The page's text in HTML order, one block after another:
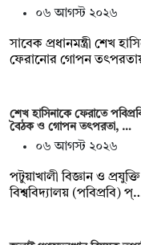
০৬ আগস্ট ২০২৬
সাবেক প্রধানমন্ত্রী শেখ
ফেরানোর গোপন
শেখ হাসিনাকে ফেরাতে
বৈঠক ও গোপন তৎপরতা, …
০৬ আগস্ট ২০২৬
পটুয়াখালী বিজ্ঞান ও প্রযুক্তি
বিশ্ববিদ্যালয় (পবিপ্রবি)